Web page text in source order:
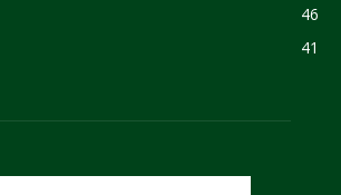
46
41